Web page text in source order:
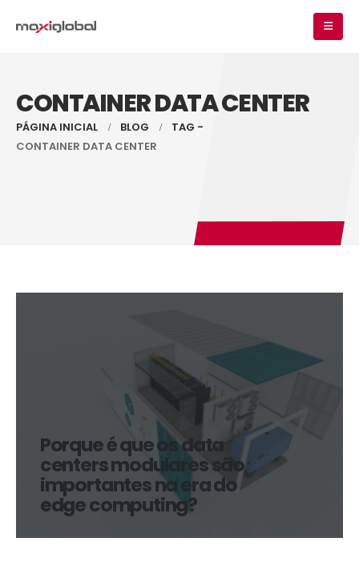
CONTAINER DATA CENTER
PÁGINA INICIAL BLOG
TAG -
CONTAINER DATA CENTER
Porque é que os data
centers modulares são
importantes na era do
edge computing?